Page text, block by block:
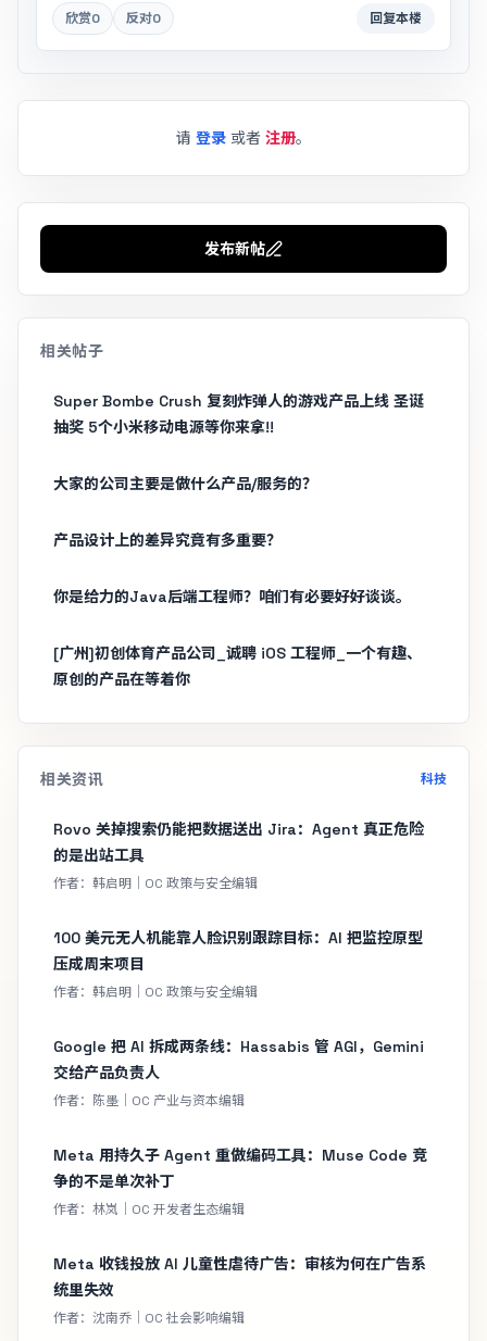
欣赏0 反对0 回复本楼
请 登录 或者 注册。
发布新帖
相关帖子
Super Bombe Crush 复刻炸弹人的游戏产品上线 圣诞
抽奖 5个小米移动电源等你来拿!!
大家的公司主要是做什么产品/服务的？
产品设计上的差异究竟有多重要？
你是给力的Java后端工程师？咱们有必要好好谈谈。
[广州]初创体育产品公司_诚聘 iOS 工程师_一个有趣、
原创的产品在等着你
相关资讯 科技
Rovo 关掉搜索仍能把数据送出 Jira：Agent 真正危险
的是出站工具
作者：韩启明｜OC 政策与安全编辑
100 美元无人机能靠人脸识别跟踪目标：AI 把监控原型
压成周末项目
作者：韩启明｜OC 政策与安全编辑
Google 把 AI 拆成两条线：Hassabis 管 AGI，Gemini
交给产品负责人
作者：陈墨｜OC 产业与资本编辑
Meta 用持久子 Agent 重做编码工具：Muse Code 竞
争的不是单次补丁
作者：林岚｜OC 开发者生态编辑
Meta 收钱投放 AI 儿童性虐待广告：审核为何在广告系
统里失效
作者：沈南乔｜OC 社会影响编辑